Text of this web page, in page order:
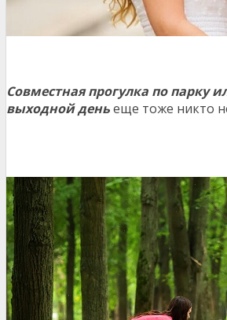
Совместная прогулка по парку
выходной деньеще тоже никто